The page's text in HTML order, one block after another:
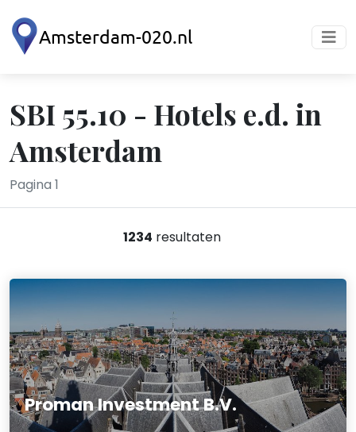
SBI 55.10 - Hotels e.d. in
Amsterdam
Pagina 1
1234 resultaten
Proman Investment B.V.